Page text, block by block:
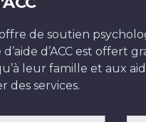
de soutien
d’ACC est offert
leur famille et aux
des services.